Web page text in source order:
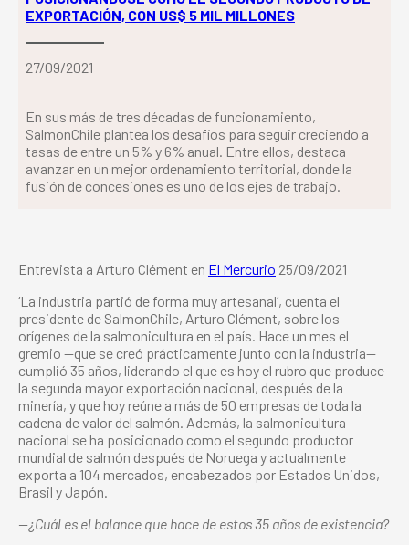
EXPORTACIÓN, CON US$ 5 MIL MILLONES
27/09/2021
En sus más de tres décadas de funcionamiento,
SalmonChile plantea los desafíos para seguir creciendo a
tasas de entre un 5% y 6% anual. Entre ellos, destaca
avanzar en un mejor ordenamiento territorial, donde la
fusión de concesiones es uno de los ejes de trabajo.
Entrevista a Arturo Clément en El Mercurio 25/09/2021
‘La industria partió de forma muy artesanal’, cuenta el
presidente de SalmonChile, Arturo Clément, sobre los
orígenes de la salmonicultura en el país. Hace un mes el
gremio —que se creó prácticamente junto con la industria—
cumplió 35 años, liderando el que es hoy el rubro que produce
la segunda mayor exportación nacional, después de la
minería, y que hoy reúne a más de 50 empresas de toda la
cadena de valor del salmón. Además, la salmonicultura
nacional se ha posicionado como el segundo productor
mundial de salmón después de Noruega y actualmente
exporta a 104 mercados, encabezados por Estados Unidos,
Brasil y Japón.
—¿Cuál es el balance que hace de estos 35 años de existencia?